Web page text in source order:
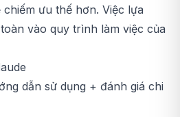
ưu thế hơn. Việc lựa
vào quy trình làm việc của
dẫn sử dụng + đánh giá chi